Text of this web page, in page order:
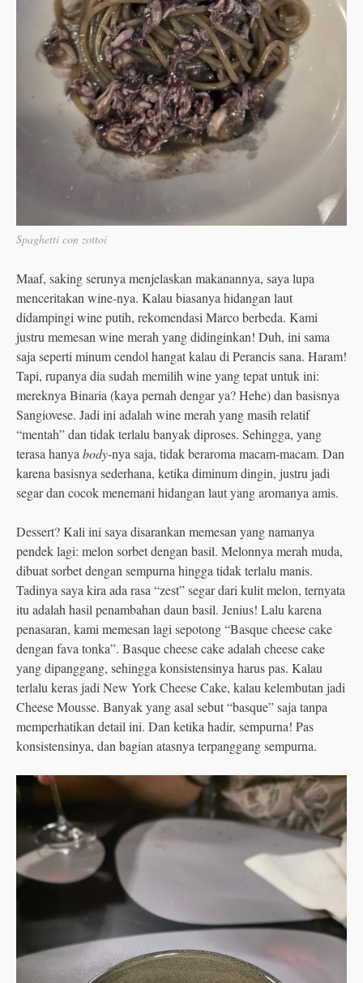
Spaghetti con zottoi
Maaf, saking serunya menjelaskan makanannya, saya lupa
menceritakan wine-nya. Kalau biasanya hidangan laut
didampingi wine putih, rekomendasi Marco berbeda. Kami
justru memesan wine merah yang didinginkan! Duh, ini sama
saja seperti minum cendol hangat kalau di Perancis sana. Haram!
Tapi, rupanya dia sudah memilih wine yang tepat untuk ini:
mereknya Binaria (kaya pernah dengar ya? Hehe) dan basisnya
Sangiovese. Jadi ini adalah wine merah yang masih relatif
“mentah” dan tidak terlalu banyak diproses. Sehingga, yang
terasa hanya body-nya saja, tidak beraroma macam-macam. Dan
karena basisnya sederhana, ketika diminum dingin, justru jadi
segar dan cocok menemani hidangan laut yang aromanya amis.
Dessert? Kali ini saya disarankan memesan yang namanya
pendek lagi: melon sorbet dengan basil. Melonnya merah muda,
dibuat sorbet dengan sempurna hingga tidak terlalu manis.
Tadinya saya kira ada rasa “zest” segar dari kulit melon, ternyata
itu adalah hasil penambahan daun basil. Jenius! Lalu karena
penasaran, kami memesan lagi sepotong “Basque cheese cake
dengan fava tonka”. Basque cheese cake adalah cheese cake
yang dipanggang, sehingga konsistensinya harus pas. Kalau
terlalu keras jadi New York Cheese Cake, kalau kelembutan jadi
Cheese Mousse. Banyak yang asal sebut “basque” saja tanpa
memperhatikan detail ini. Dan ketika hadir, sempurna! Pas
konsistensinya, dan bagian atasnya terpanggang sempurna.